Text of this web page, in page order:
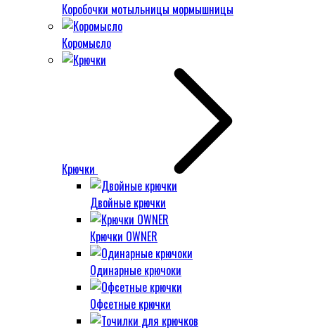
Коробочки мотыльницы мормышницы
Коромысло
Крючки
Двойные крючки
Крючки OWNER
Одинарные крючоки
Офсетные крючки